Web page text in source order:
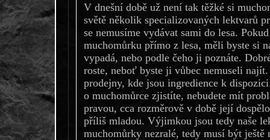
V dnešní době už není tak těžké si
světě několik specializovaných lektvarů
se nemusíme vydávat sami do lesa.
muchomůrku přímo z lesa, měli byste si
vypadá, nebo podle čeho ji poznáte.
roste, neboť byste ji vůbec nemuseli
prodejny, kde jsou ingredience k
o muchomůrce zjistíte, nebudete mít
pravou, cca rozměrově v době její
příliš mladou. Výjimkou jsou tedy naše
muchomůrky nezralé, tedy musí být ještě